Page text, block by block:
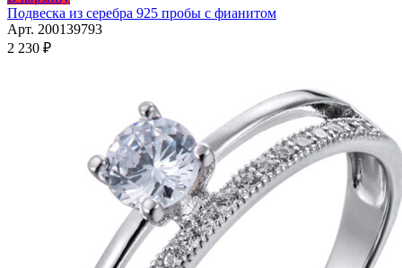
товар
имеет
странице
товара.
Подвеска из серебра 925 пробы с фианитом
Арт. 200139793
2 230 ₽